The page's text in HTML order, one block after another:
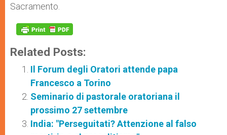
Sacramento.
Related Posts:
Il Forum degli Oratori attende papa
Francesco a Torino
Seminario di pastorale oratoriana il
prossimo 27 settembre
India: "Perseguitati? Attenzione al falso